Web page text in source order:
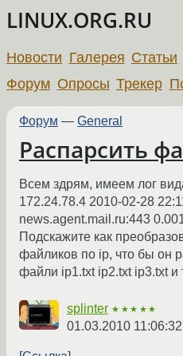
LINUX.ORG.RU
Новости Галерея Статьи
Форум Опросы Трекер
Форум — General
Распарсить
Всем здрям, имеем лог
172.24.78.4 2010-02-28
news.agent.mail.ru:443
Подскажите как
файликов по ip, что бы он
файли ip1.txt ip2.txt ip3.txt и
splinter ★★★★★
01.03.2010